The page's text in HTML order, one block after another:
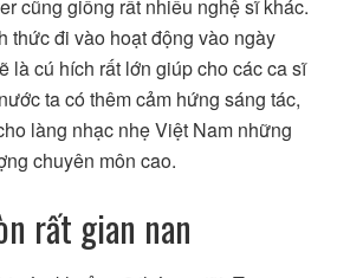
cũng giống rất nhiều nghệ sĩ khác.
thức đi vào hoạt động vào ngày
là cú hích rất lớn giúp cho các ca sĩ
ta có thêm cảm hứng sáng tác,
làng nhạc nhẹ Việt Nam những
chuyên môn cao.
rất gian nan